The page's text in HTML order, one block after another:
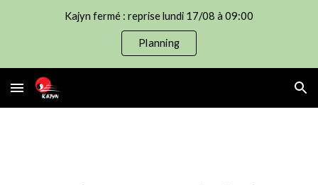
Skip to main content
Kajyn fermé : reprise lundi 17/08 à 09:00
Planning